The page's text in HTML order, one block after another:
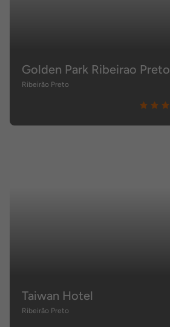
Golden Park Ribeirao Preto
Ribeirão Preto
Taiwan Hotel
Ribeirão Preto